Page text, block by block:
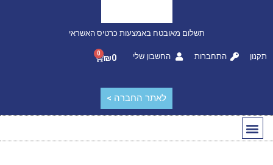
תשלום מאובטח באמצעות כרטיס האשראי
תקנון התחברות החשבון שלי ₪0
0
לאתר החברה >